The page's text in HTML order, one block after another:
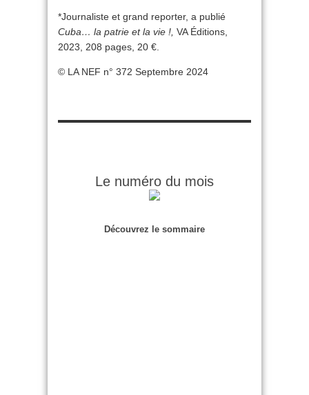
*Journaliste et grand reporter, a publié
Cuba… la patrie et la vie !, VA Éditions,
2023, 208 pages, 20 €.
© LA NEF n° 372 Septembre 2024
Le numéro du mois
Découvrez le sommaire